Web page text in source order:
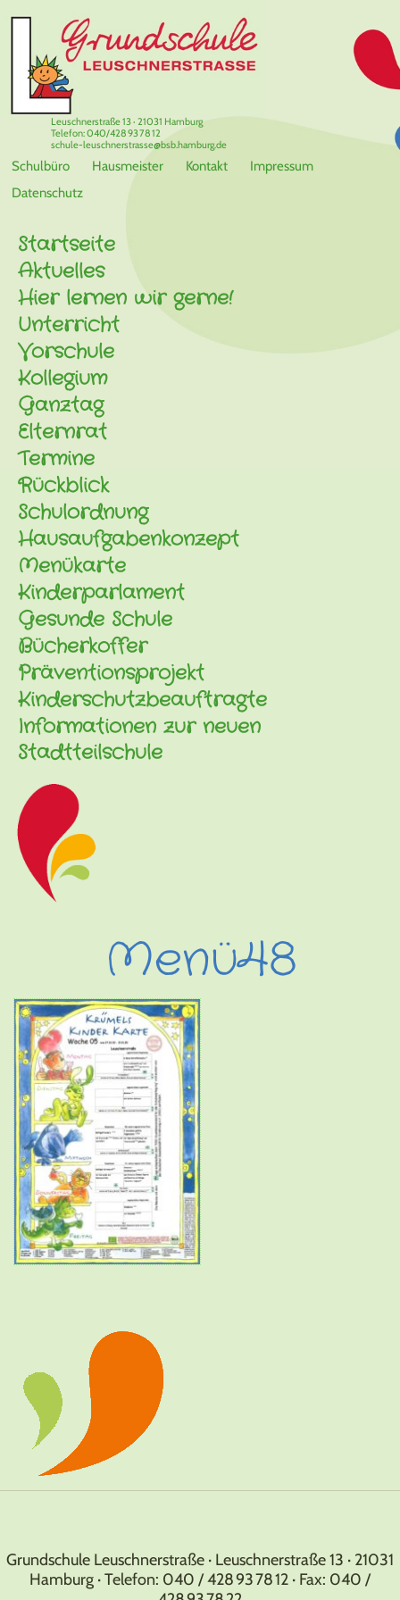
Schulbüro Hausmeister Kontakt
Impressum
Datenschutz
Leuschnerstraße 13 · 21031 Hamburg
Telefon: 040/428 93 78 12
schule-leuschnerstrasse@bsb.hamburg.de
Startseite
Aktuelles
Hier lernen wir gerne!
Unterricht
Vorschule
Kollegium
Ganztag
Elternrat
Termine
Rückblick
Schulordnung
Hausaufgabenkonzept
Menükarte
Kinderparlament
Gesunde Schule
Bücherkoffer
Präventionsprojekt
Kinderschutzbeauftragte
Informationen zur neuen
Stadtteilschule
Menü48
Grundschule Leuschnerstraße · Leuschnerstraße 13 · 21031
Hamburg · Telefon: 040 / 428 93 78 12 · Fax: 040 /